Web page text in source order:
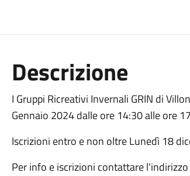
Descrizione
I Gruppi Ricreativi Invernali GRIN di
Gennaio 2024 dalle ore 14:30 alle ore
Iscrizioni entro e non oltre Lunedì 18
Per info e iscrizioni contattare